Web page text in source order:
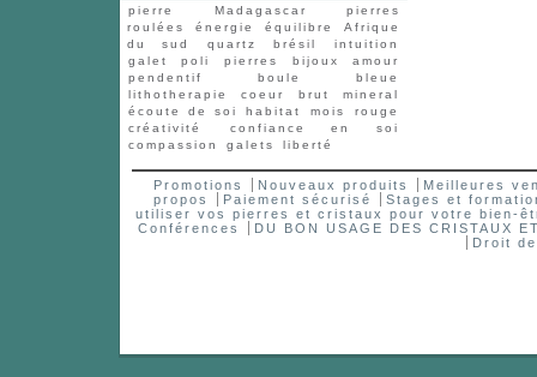
pierre Madagascar
pierres
roulées
énergie équilibre
Afrique
du sud
quartz brésil
intuition
galet
poli pierres bijoux
amour
pendentif
boule
bleue
lithotherapie
coeur brut
mineral
écoute de soi
habitat mois
rouge
créativité
confiance en soi
compassion
galets liberté
Promotions Nouveaux produits
Meilleures
propos
Paiement sécurisé
Stages et
utiliser vos pierres et cristaux pour votre bien-
Conférences
DU BON USAGE DES CRISTAUX
Droit